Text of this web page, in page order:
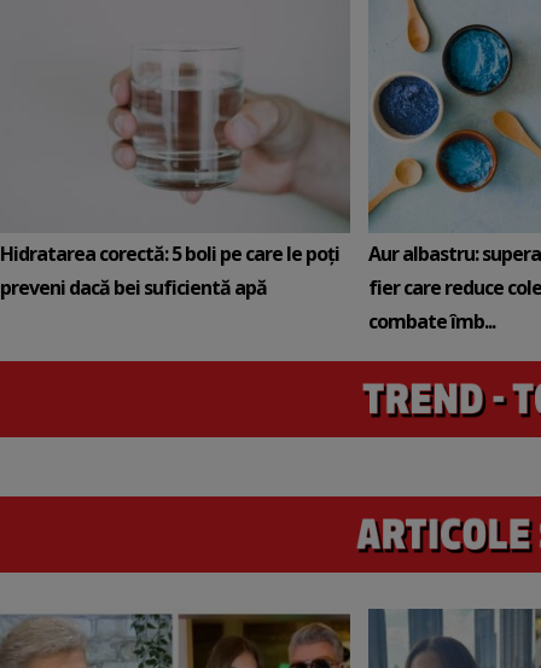
Hidratarea corectă: 5 boli pe care le poți
preveni dacă bei suficientă apă
Aur albastru:
fier care reduce
combate îmb...